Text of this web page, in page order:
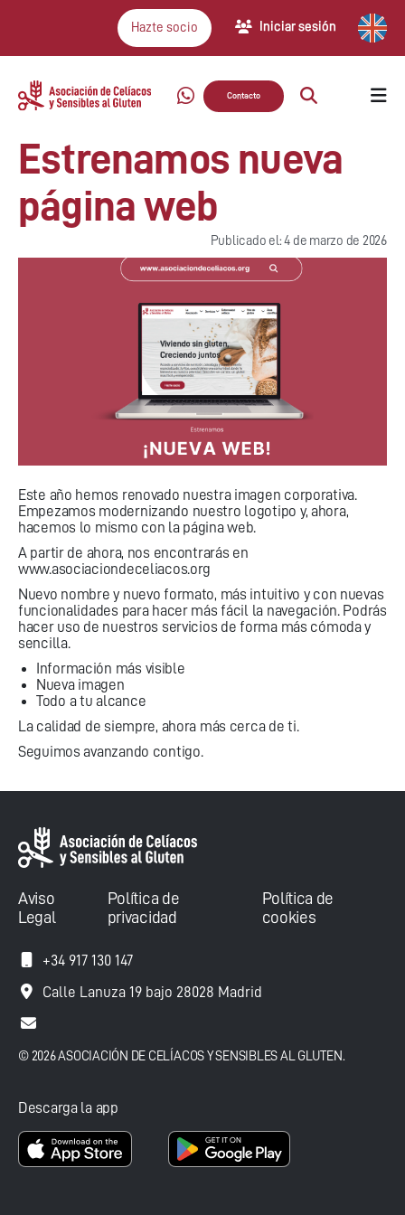
Hazte socio Iniciar sesión
Contacto
Estrenamos nueva
página web
Publicado el: 4 de marzo de 2026
Este año hemos renovado nuestra imagen corporativa.
Empezamos modernizando nuestro logotipo y, ahora,
hacemos lo mismo con la página web.
A partir de ahora, nos encontrarás en
www.asociaciondeceliacos.org
Nuevo nombre y nuevo formato, más intuitivo y con nuevas
funcionalidades para hacer más fácil la navegación. Podrás
hacer uso de nuestros servicios de forma más cómoda y
sencilla.
Información más visible
Nueva imagen
Todo a tu alcance
La calidad de siempre, ahora más cerca de ti.
Seguimos avanzando contigo.
Aviso
Legal
Política de
privacidad
Política de
cookies
+34 917 130 147
Calle Lanuza 19 bajo 28028 Madrid
© 2026 ASOCIACIÓN DE CELÍACOS Y SENSIBLES AL GLUTEN.
Descarga la app